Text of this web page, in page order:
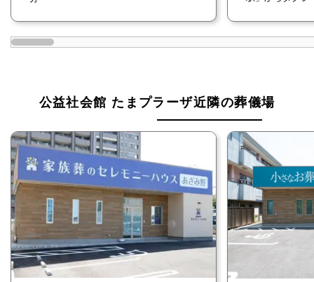
す。
公益社会館 たまプラーザは「直葬・火葬式」に対応
しています。
公益社会館 たまプラーザの直葬・火葬式のおすすめ
ポイントは以下の通りです。
費用を最小限に抑えられる
急な相談にも対応可能
直葬・火葬式は、通夜や告別式などの儀式を省くため
葬儀にかかる費用を最小限に抑えられます。
公益社会館 たまプラーザ近隣の葬儀場